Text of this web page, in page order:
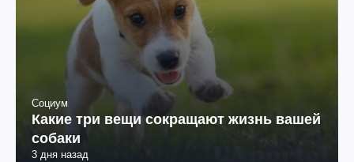
Социум
Какие три вещи сокращают жизнь вашей
собаки
3 дня назад